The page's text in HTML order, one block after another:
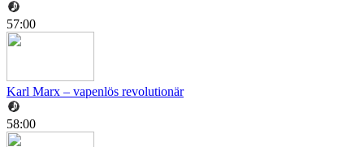
57:00
Karl Marx – vapenlös revolutionär
58:00